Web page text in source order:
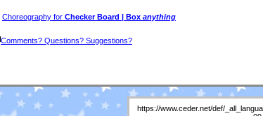
Choreography for Checker Board | Box anything
Comments? Questions? Suggestions?
https://www.ceder.net/def/